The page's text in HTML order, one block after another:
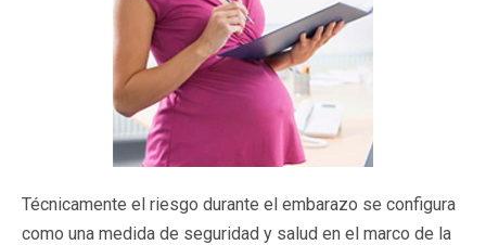
Técnicamente el riesgo durante el embarazo se configura
como una medida de seguridad y salud en el marco de la